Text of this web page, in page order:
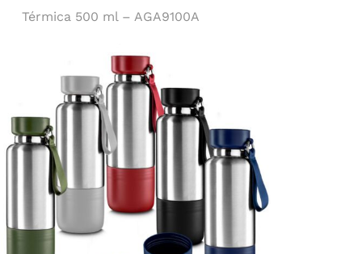
Térmica 500 ml – AGA9100A